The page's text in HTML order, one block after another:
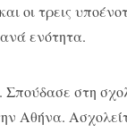
οι τρεις
ενότητα.
στη
Αθήνα.